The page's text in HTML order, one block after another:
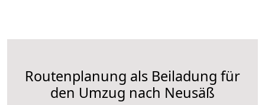
Routenplanung als Beiladung für
den Umzug nach Neusäß